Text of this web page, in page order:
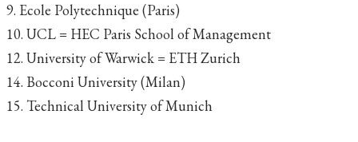
9. Ecole Polytechnique (Paris)
10. UCL = HEC Paris School of Management
12. University of Warwick = ETH Zurich
14. Bocconi University (Milan)
15. Technical University of Munich